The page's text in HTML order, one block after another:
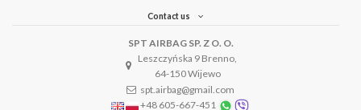
Contact us
SPT AIRBAG SP. Z O. O.
Leszczyńska 9 Brenno,
64-150 Wijewo
spt.airbag@gmail.com
+48 605-667-451